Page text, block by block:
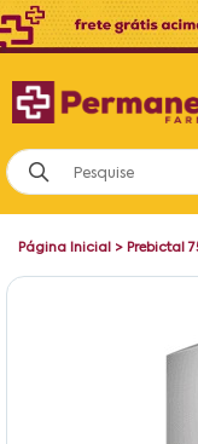
Página Inicial > Prebictal